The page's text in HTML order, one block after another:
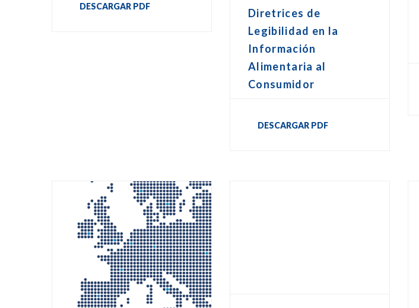
DESCARGAR PDF
Diretrices de
Legibilidad en la
Información
Alimentaria al
Consumidor
DESCARGAR PDF